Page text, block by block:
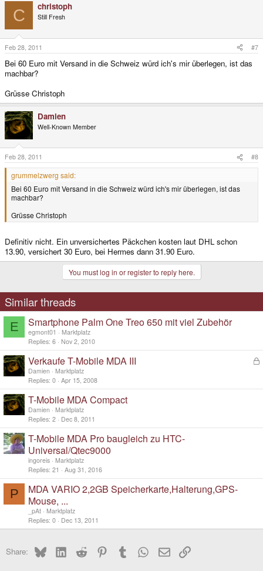
C christoph
Still Fresh
Feb 28, 2011 #7
Bei 60 Euro mit Versand in die Schweiz würd ich's mir überlegen, ist das
machbar?
Grüsse Christoph
Damien
Well-Known Member
Feb 28, 2011 #8
grummelzwerg said:
Bei 60 Euro mit Versand in die Schweiz würd ich's mir überlegen, ist das
machbar?
Grüsse Christoph
Definitiv nicht. Ein unversichertes Päckchen kosten laut DHL schon
13.90, versichert 30 Euro, bei Hermes dann 31.90 Euro.
You must log in or register to reply here.
Similar threads
E Smartphone Palm One Treo 650 mit viel Zubehör
egmont01
Marktplatz
Replies 6 Nov 2, 2010
L
k
Verkaufe T-Mobile MDA III
Damien
Marktplatz
Replies 0 Apr 15, 2008
T-Mobile MDA Compact
Damien
Marktplatz
Replies 2 Dec 8, 2011
T-Mobile MDA Pro baugleich zu HTC-
Universal/Qtec9000
ingoreis
Marktplatz
Replies 21 Aug 31, 2016
P
MDA VARIO 2,2GB Speicherkarte,Halterung,GPS-
Mouse, ...
_pAt
Marktplatz
Replies 0 Dec 13, 2011
Share: BlueskyLinkedInReddit PinterestTumblr WhatsApp
EmailLink